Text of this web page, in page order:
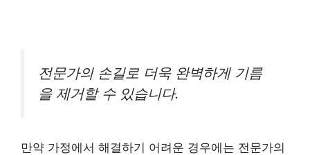
전문가의 손길로 더욱 완벽하게 기름
을 제거할 수 있습니다.
만약 가정에서 해결하기 어려운 경우에는 전문가의